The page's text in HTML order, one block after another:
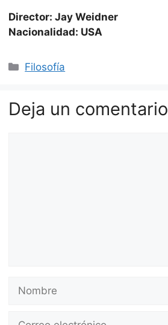
Director: Jay Weidner
Nacionalidad: USA
Categorías
Filosofía
Deja un comentario
Nombre
Correo